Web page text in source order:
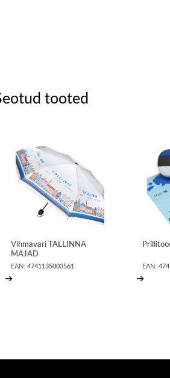
tooted
Vihmavari TALLINNA
MAJAD
EAN: 4741135003561
➔
EAN:
➔